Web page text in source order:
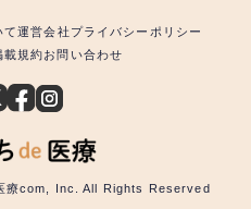
て運営会社 プライバシーポリシー
載規約お問い合わせ
com, Inc. All Rights Reserved